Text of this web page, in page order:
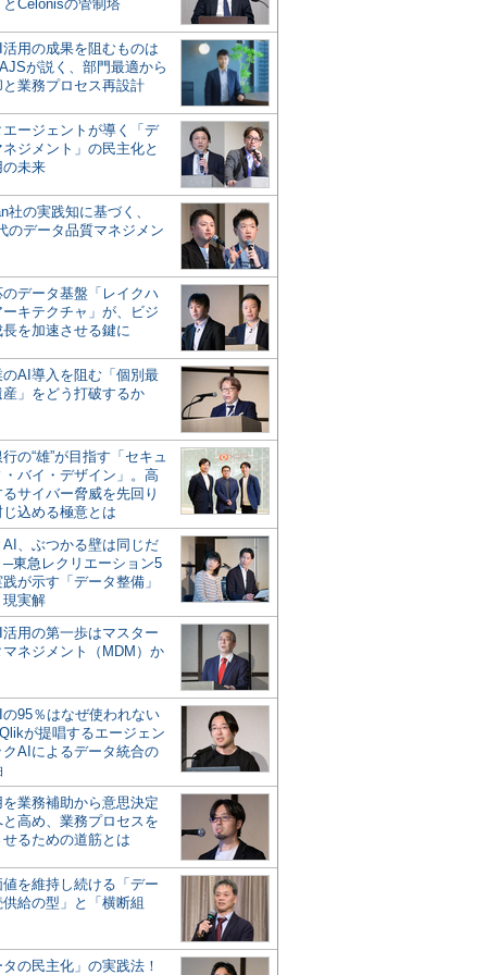
Celonisの管制塔
用の成果を阻むものは
が説く、部門最適から
と業務プロセス再設計
エージェントが導く「デ
ジメント」の民主化と
未来
社の実践知に基づく、
のデータ品質マネジメン
データ基盤「レイクハ
キテクチャ」が、ビジ
を加速させる鍵に
のAI導入を阻む「個別最
産」をどう打破するか
の“雄”が目指す「セキュ
・バイ・デザイン」。高
サイバー脅威を先回り
込める極意とは
、ぶつかる壁は同じだ
─東急レクリエーション5
が示す「データ整備」
現実解
用の第一歩はマスター
マネジメント（MDM）か
95％はなぜ使われない
が提唱するエージェン
クAIによるデータ統合の
業務補助から意思決定
高め、業務プロセスを
るための道筋とは
を維持し続ける「デー
給の型」と「横断組
の民主化」の実践法！